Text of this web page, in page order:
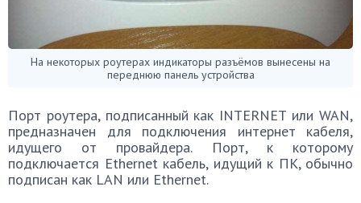
На некоторых роутерах индикаторы разъёмов вынесены на
переднюю панель устройства
Порт роутера, подписанный как INTERNET или WAN,
предназначен для подключения интернет кабеля,
идущего от провайдера. Порт, к которому
подключается Ethernet кабель, идущий к ПК, обычно
подписан как LAN или Ethernet.